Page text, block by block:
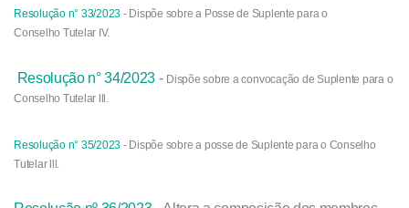
Resolução n° 33/2023 - Dispõe sobre a Posse de Suplente para o
Conselho Tutelar IV.
Resolução n° 34/2023 - Dispõe sobre a convocação de Suplente para o
Conselho Tutelar lll.
Resolução n° 35/2023 - Dispõe sobre a posse de Suplente para o Conselho
Tutelar lll.